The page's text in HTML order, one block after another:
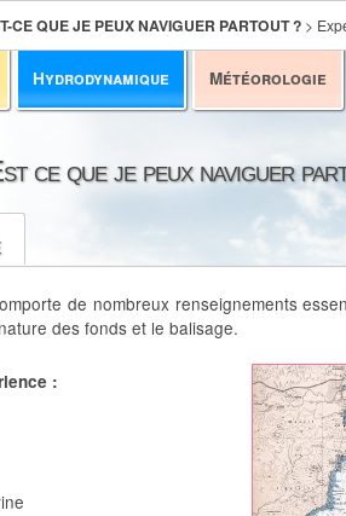
Hydrodynamique Météorologie
CE QUE JE PEUX NAVIGUER PARTOUT ? >
ce que je peux naviguer
de nombreux renseignements
des fonds et le balisage.
: